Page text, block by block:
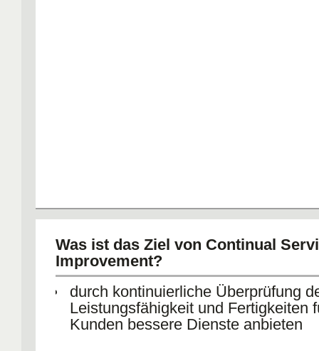
Was ist das Ziel von Continual
Improvement?
durch kontinuierliche Überprüfung
Leistungsfähigkeit und Fertigkeiten
Kunden bessere Dienste anbieten